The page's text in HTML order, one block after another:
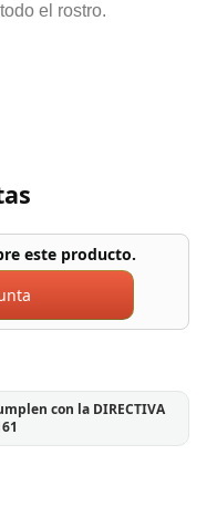
el rostro.
este producto.
con la DIRECTIVA